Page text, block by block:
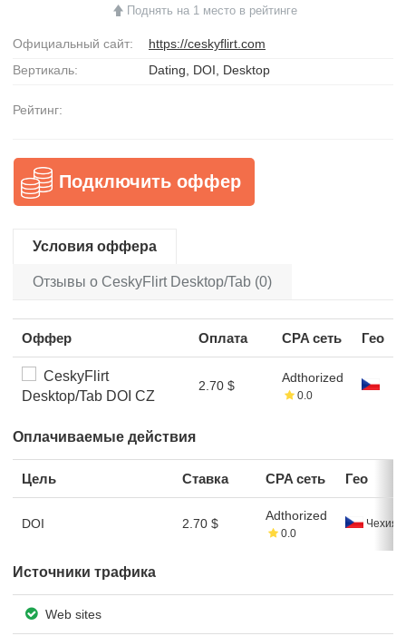
Поднять на 1 место в рейтинге
Официальный сайт:
https://ceskyflirt.com
Вертикаль:
Dating, DOI, Desktop
Рейтинг:
Подключить оффер
Условия оффера
Отзывы о CeskyFlirt Desktop/Tab (0)
Оффер Оплата CPA сеть Гео
CeskyFlirt
Desktop/Tab DOI CZ
2.70 $
Adthorized
0.0
Оплачиваемые действия
Цель Ставка CPA сеть Гео
DOI 2.70 $
Adthorized
0.0
Чехия
Источники трафика
Web sites